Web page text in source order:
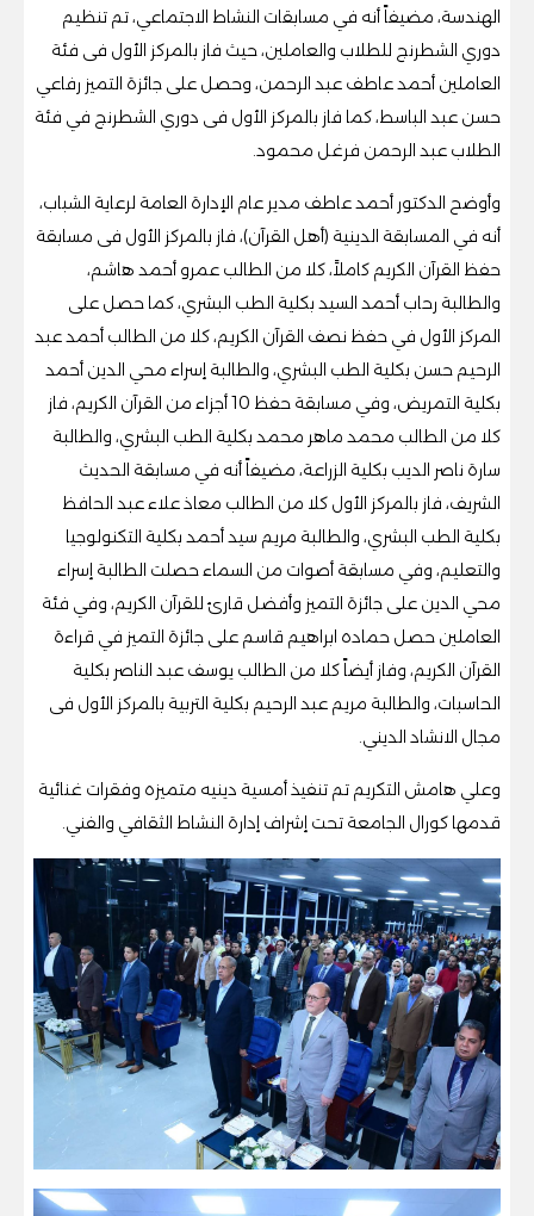
الهندسة، مضيفاً أنه في مسابقات النشاط الاجتماعي، تم تنظيم
دوري الشطرنج للطلاب والعاملين، حيث فاز بالمركز الأول فى فئة
العاملين أحمد عاطف عبد الرحمن، وحصل على جائزة التميز رفاعي
حسن عبد الباسط، كما فاز بالمركز الأول فى دوري الشطرنج في فئة
الطلاب عبد الرحمن فرغل محمود.
وأوضح الدكتور أحمد عاطف مدير عام الإدارة العامة لرعاية الشباب،
أنه في المسابقة الدينية (أهل القرآن)، فاز بالمركز الأول فى مسابقة
حفظ القرآن الكريم كاملاََ، كلا من الطالب عمرو أحمد هاشم،
والطالبة رحاب أحمد السيد بكلية الطب البشري، كما حصل على
المركز الأول في حفظ نصف القرآن الكريم، كلا من الطالب أحمد عبد
الرحيم حسن بكلية الطب البشري، والطالبة إسراء محي الدين أحمد
بكلية التمريض، وفي مسابقة حفظ 10 أجزاء من القرآن الكريم، فاز
كلا من الطالب محمد ماهر محمد بكلية الطب البشري، والطالبة
سارة ناصر الديب بكلية الزراعة، مضيفاً أنه في مسابقة الحديث
الشريف، فاز بالمركز الأول كلا من الطالب معاذ علاء عبد الحافظ
بكلية الطب البشري، والطالبة مريم سيد أحمد بكلية التكنولوجيا
والتعليم، وفي مسابقة أصوات من السماء حصلت الطالبة إسراء
محي الدين على جائزة التميز وأفضل قارئ للقرآن الكريم، وفي فئة
العاملين حصل حماده ابراهيم قاسم على جائزة التميز في قراءة
القرآن الكريم، وفاز أيضاً كلا من الطالب يوسف عبد الناصر بكلية
الحاسبات، والطالبة مريم عبد الرحيم بكلية التربية بالمركز الأول فى
مجال الانشاد الديني.
وعلي هامش التكريم تم تنفيذ أمسية دينيه متميزه وفقرات غنائية
قدمها كورال الجامعة تحت إشراف إدارة النشاط الثقافي والفني.